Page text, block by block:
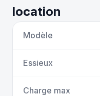
location
Modèle
Essieux
Charge max